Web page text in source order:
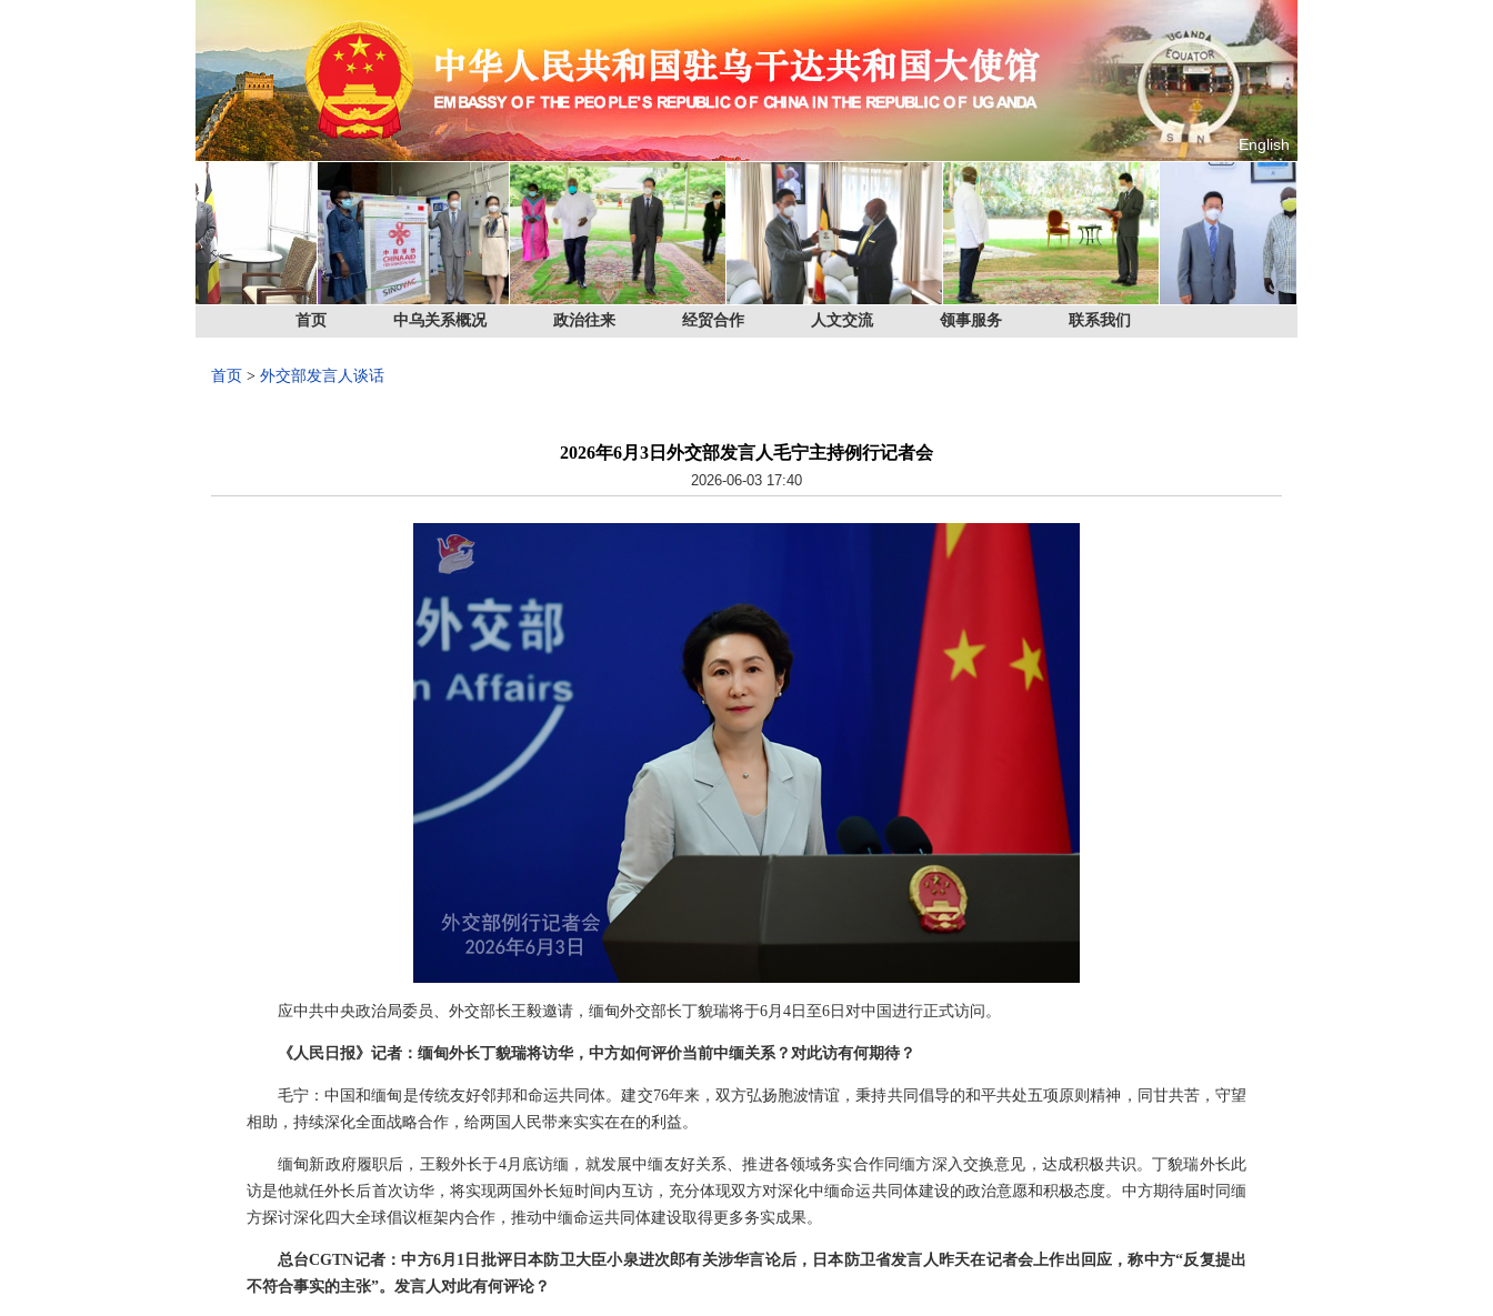
English
首页 中乌关系概况 政治往来 经贸合作 人文交流 领事服务 联系我们
首页 > 外交部发言人谈话
2026年6月3日外交部发言人毛宁主持例行记者会
2026-06-03 17:40
应中共中央政治局委员、外交部长王毅邀请，缅甸外交部长丁貌瑞将于6月4日至6日对中国进行正式访问。
《人民日报》记者：缅甸外长丁貌瑞将访华，中方如何评价当前中缅关系？对此访有何期待？
毛宁：中国和缅甸是传统友好邻邦和命运共同体。建交76年来，双方弘扬胞波情谊，秉持共同倡导的和平共处五项原则精神，同甘共苦，守望
相助，持续深化全面战略合作，给两国人民带来实实在在的利益。
缅甸新政府履职后，王毅外长于4月底访缅，就发展中缅友好关系、推进各领域务实合作同缅方深入交换意见，达成积极共识。丁貌瑞外长此
访是他就任外长后首次访华，将实现两国外长短时间内互访，充分体现双方对深化中缅命运共同体建设的政治意愿和积极态度。中方期待届时同缅
方探讨深化四大全球倡议框架内合作，推动中缅命运共同体建设取得更多务实成果。
总台CGTN记者：中方6月1日批评日本防卫大臣小泉进次郎有关涉华言论后，日本防卫省发言人昨天在记者会上作出回应，称中方“反复提出
不符合事实的主张”。发言人对此有何评论？